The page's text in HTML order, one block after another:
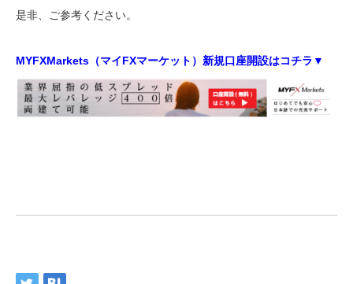
是非、ご参考ください。
MYFXMarkets（マイFXマーケット）新規口座開設はコチラ▼